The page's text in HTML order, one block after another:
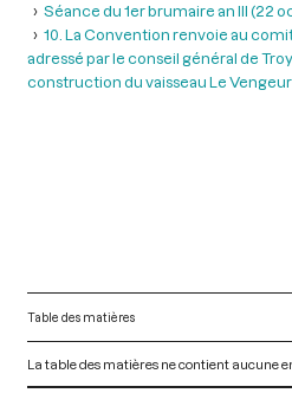
Séance du 1er brumaire an III (22
10. La Convention renvoie au
adressé par le conseil général de
construction du vaisseau Le Vengeur
Table des matières
La table des matières ne contient aucune